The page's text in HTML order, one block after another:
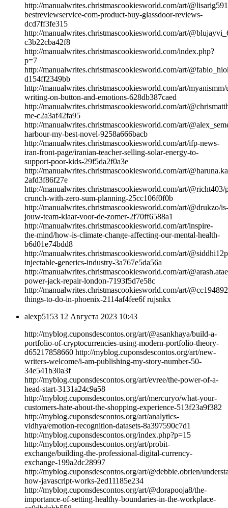
http://manualwrites.christmascookiesworld.com/art/
bestreviewservice-com-product-buy-glassdoor-reviews-
dcd7ff3fe315
http://manualwrites.christmascookiesworld.com/art/
c3b22cba42f8
http://manualwrites.christmascookiesworld.com/index.php?
p=7
http://manualwrites.christmascookiesworld.com/art/
d154ff2349bb
http://manualwrites.christmascookiesworld.com/art/
writing-on-button-and-emotions-628db387caed
http://manualwrites.christmascookiesworld.com/art/
me-c2a3af42fa95
http://manualwrites.christmascookiesworld.com/art/
harbour-my-best-novel-9258a666bacb
http://manualwrites.christmascookiesworld.com/art/ifp-news-
iran-front-page/iranian-teacher-selling-solar-energy-to-
support-poor-kids-29f5da2f0a3e
http://manualwrites.christmascookiesworld.com/art/
2afd3f86f27e
http://manualwrites.christmascookiesworld.com/art/@richt403/
crunch-with-zero-sum-planning-25cc106f0f0b
http://manualwrites.christmascookiesworld.com/art/@drukzo/is-
jouw-team-klaar-voor-de-zomer-2f70ff6588a1
http://manualwrites.christmascookiesworld.com/art/inspire-
the-mind/how-is-climate-change-affecting-our-mental-health-
b6d01e74bdd8
http://manualwrites.christmascookiesworld.com/art/
injectable-generics-industry-3a767e5da56a
http://manualwrites.christmascookiesworld.com/art/
power-jack-repair-london-7193f5d7e58c
http://manualwrites.christmascookiesworld.com/art/
things-to-do-in-phoenix-2114af4fee6f rujsnkx
alexp5153 12 Августа 2023 10:43
http://myblog.cuponsdescontos.org/art/@asankhaya/build-a-
portfolio-of-cryptocurrencies-using-modern-portfolio-theory-
d65217858660 http://myblog.cuponsdescontos.org/art/new-
writers-welcome/i-am-publishing-my-story-number-50-
34e541b30a3f
http://myblog.cuponsdescontos.org/art/evree/the-power-of-a-
head-start-3131a24c9a58
http://myblog.cuponsdescontos.org/art/mercuryo/what-your-
customers-hate-about-the-shopping-experience-513f23a9f382
http://myblog.cuponsdescontos.org/art/analytics-
vidhya/emotion-recognition-datasets-8a397590c7d1
http://myblog.cuponsdescontos.org/index.php?p=15
http://myblog.cuponsdescontos.org/art/probit-
exchange/building-the-professional-digital-currency-
exchange-199a2dc28997
http://myblog.cuponsdescontos.org/art/@debbie.obrien/
how-javascript-works-2ed11185e234
http://myblog.cuponsdescontos.org/art/@dorapooja8/the-
importance-of-setting-healthy-boundaries-in-the-workplace-